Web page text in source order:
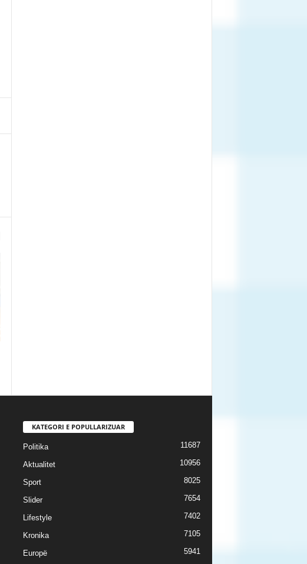
KATEGORI E POPULLARIZUAR
Politika 11687
Aktualitet 10956
Sport 8025
Slider 7654
Lifestyle 7402
Kronika 7105
Europë 5941